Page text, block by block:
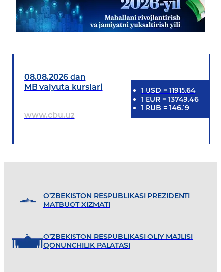
08.08.2026 dan
MB valyuta kurslari
www.cbu.uz
1 USD = 11915.64
1 EUR= 13749.46
1 RUB = 146.19
O’ZBEKISTON RESPUBLIKASI PREZIDENTI
MATBUOT XIZMATI
O’ZBEKISTON RESPUBLIKASI OLIY MAJLISI
QONUNCHILIK PALATASI